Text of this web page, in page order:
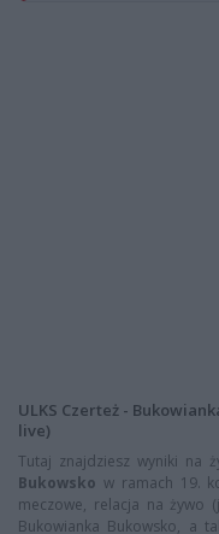
ULKS Czerteż -
live)
Tutaj znajdziesz wyniki na
Bukowsko w ramach 19.
meczowe, relacja na żywo
Bukowianka Bukowsko, a